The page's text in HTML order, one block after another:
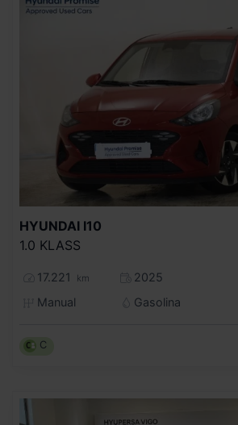
HYUNDAI I10
1.0 KLASS
17.221 km
2025
Manual
Gasolina
C